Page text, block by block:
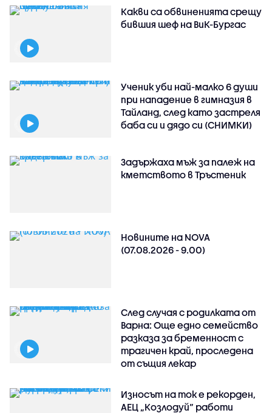
Какви са обвиненията срещу
бившия шеф на ВиК-Бургас
Ученик уби най-малко 6 души
при нападение в гимназия в
Тайланд, след като застреля
баба си и дядо си (СНИМКИ)
Задържаха мъж за палеж на
кметството в Тръстеник
Новините на NOVA
(07.08.2026 - 9.00)
След случая с родилката от
Варна: Още едно семейство
разказа за бременност с
трагичен край, проследена
от същия лекар
Износът на ток е рекорден,
АЕЦ „Козлодуй“ работи